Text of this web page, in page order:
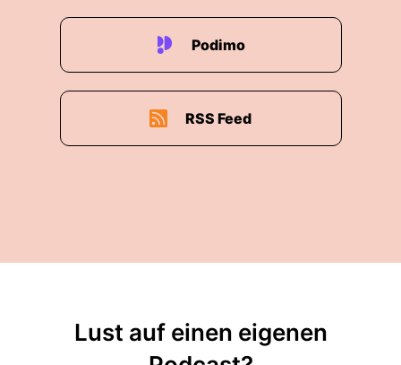
Podimo
RSS Feed
Lust auf einen eigenen